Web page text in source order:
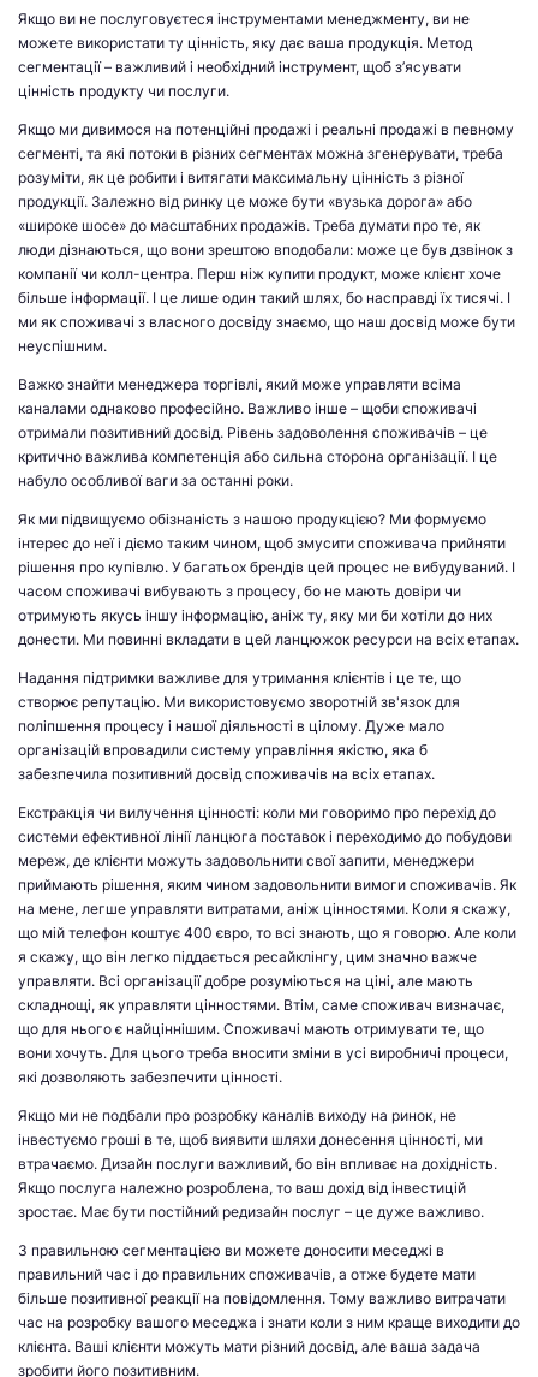
Якщо ви не послуговуєтеся інструментами менеджменту, ви не
можете використати ту цінність, яку дає ваша продукція. Метод
сегментації – важливий і необхідний інструмент, щоб з’ясувати
цінність продукту чи послуги.
Якщо ми дивимося на потенційні продажі і реальні продажі в певному
сегменті, та які потоки в різних сегментах можна згенерувати, треба
розуміти, як це робити і витягати максимальну цінність з різної
продукції. Залежно від ринку це може бути «вузька дорога» або
«широке шосе» до масштабних продажів. Треба думати про те, як
люди дізнаються, що вони зрештою вподобали: може це був дзвінок з
компанії чи колл-центра. Перш ніж купити продукт, може клієнт хоче
більше інформації. І це лише один такий шлях, бо насправді їх тисячі. І
ми як споживачі з власного досвіду знаємо, що наш досвід може бути
неуспішним.
Важко знайти менеджера торгівлі, який може управляти всіма
каналами однаково професійно. Важливо інше – щоби споживачі
отримали позитивний досвід. Рівень задоволення споживачів – це
критично важлива компетенція або сильна сторона організації. І це
набуло особливої ваги за останні роки.
Як ми підвищуємо обізнаність з нашою продукцією? Ми формуємо
інтерес до неї і діємо таким чином, щоб змусити споживача прийняти
рішення про купівлю. У багатьох брендів цей процес не вибудуваний. І
часом споживачі вибувають з процесу, бо не мають довіри чи
отримують якусь іншу інформацію, аніж ту, яку ми би хотіли до них
донести. Ми повинні вкладати в цей ланцюжок ресурси на всіх етапах.
Надання підтримки важливе для утримання клієнтів і це те, що
створює репутацію. Ми використовуємо зворотній зв'язок для
поліпшення процесу і нашої діяльності в цілому. Дуже мало
організацій впровадили систему управління якістю, яка б
забезпечила позитивний досвід споживачів на всіх етапах.
Екстракція чи вилучення цінності: коли ми говоримо про перехід до
системи ефективної лінії ланцюга поставок і переходимо до побудови
мереж, де клієнти можуть задовольнити свої запити, менеджери
приймають рішення, яким чином задовольнити вимоги споживачів. Як
на мене, легше управляти витратами, аніж цінностями. Коли я скажу,
що мій телефон коштує 400 євро, то всі знають, що я говорю. Але коли
я скажу, що він легко піддається ресайклінгу, цим значно важче
управляти. Всі організації добре розуміються на ціні, але мають
складнощі, як управляти цінностями. Втім, саме споживач визначає,
що для нього є найціннішим. Споживачі мають отримувати те, що
вони хочуть. Для цього треба вносити зміни в усі виробничі процеси,
які дозволяють забезпечити цінності.
Якщо ми не подбали про розробку каналів виходу на ринок, не
інвестуємо гроші в те, щоб виявити шляхи донесення цінності, ми
втрачаємо. Дизайн послуги важливий, бо він впливає на дохідність.
Якщо послуга належно розроблена, то ваш дохід від інвестицій
зростає. Має бути постійний редизайн послуг – це дуже важливо.
З правильною сегментацією ви можете доносити меседжі в
правильний час і до правильних споживачів, а отже будете мати
більше позитивної реакції на повідомлення. Тому важливо витрачати
час на розробку вашого меседжа і знати коли з ним краще виходити до
клієнта. Ваші клієнти можуть мати різний досвід, але ваша задача
зробити його позитивним.